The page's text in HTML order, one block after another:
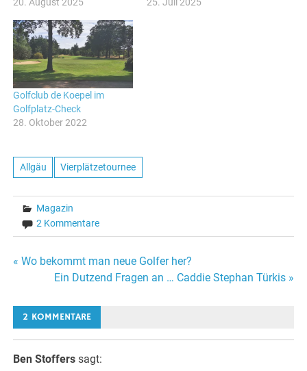
Golfclub de Koepel im
Golfplatz-Check
28. Oktober 2022
Allgäu Vierplätzetournee
Magazin
2 Kommentare
Beitragsnavigation
« Wo bekommt man neue Golfer her?
Ein Dutzend Fragen an … Caddie Stephan Türkis »
2 KOMMENTARE
Ben Stoffers sagt: